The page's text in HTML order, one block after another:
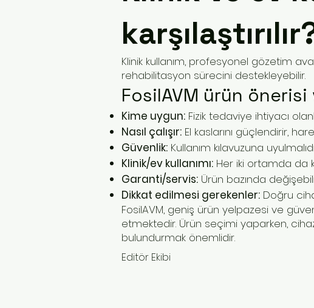
Klinik kullanım, profesyonel gözetim
rehabilitasyon sürecini destekleyebilir.
FosilAVM ürün önerisi
Kime uygun: Fizik tedaviye ihtiyacı
Nasıl çalışır: El kaslarını güçlendirir,
Güvenlik: Kullanım kılavuzuna
Klinik/ev kullanımı: Her iki ortamda da
Garanti/servis: Ürün bazında
Dikkat edilmesi gerekenler: Doğru
FosilAVM, geniş ürün yelpazesi ve
etmektedir. Ürün seçimi yaparken,
bulundurmak önemlidir.
Editör Ekibi